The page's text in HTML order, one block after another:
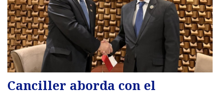
Canciller aborda con el